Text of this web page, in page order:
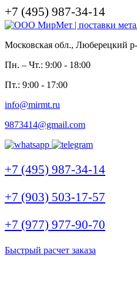
+7 (495) 987-34-14
Московская обл., Люберецкий
Пн. – Чт.: 9:00 - 18:00
Пт.: 9:00 - 17:00
info@mirmt.ru
9873414@gmail.com
+7 (495) 987-34-14
+7 (903) 503-17-57
+7 (977) 977-90-70
Быстрый расчет заказа